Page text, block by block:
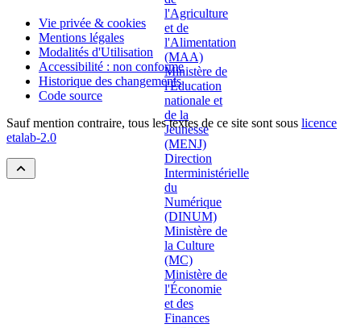
Vie privée & cookies
Mentions légales
Modalités d'Utilisation
Accessibilité : non conforme
Historique des changements
Code source
Sauf mention contraire, tous les textes de ce site sont sous licence
etalab-2.0